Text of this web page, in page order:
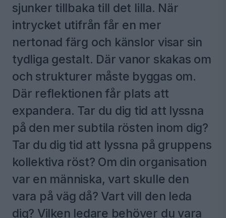
sjunker tillbaka till det lilla. När
intrycket utifrån får en mer
nertonad färg och känslor visar sin
tydliga gestalt. Där vanor skakas om
och strukturer måste byggas om.
Där reflektionen får plats att
expandera. Tar du dig tid att lyssna
på den mer subtila rösten inom dig?
Tar du dig tid att lyssna på gruppens
kollektiva röst? Om din organisation
var en människa, vart skulle den
vara på väg då? Vart vill den leda
dig? Vilken ledare behöver du vara